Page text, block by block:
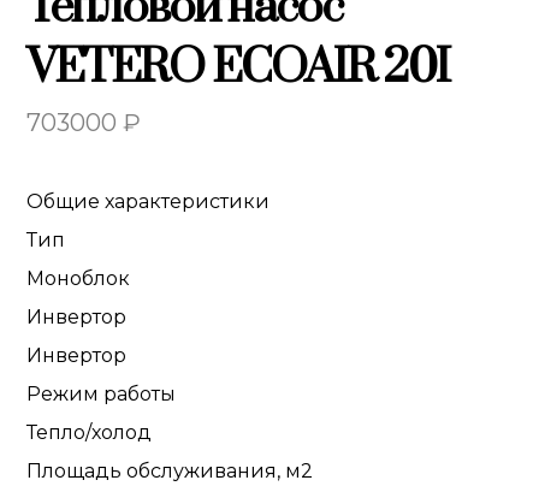
VETERO ECOAIR 20I
703000₽
Общие характеристики
Тип
Моноблок
Инвертор
Инвертор
Режим работы
Тепло/холод
Площадь обслуживания, м2